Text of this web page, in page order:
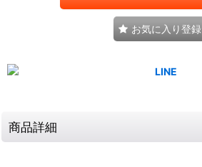
お気に入り登録
商品詳細